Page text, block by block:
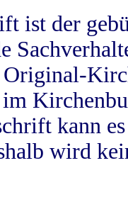
ist der
kann
wird